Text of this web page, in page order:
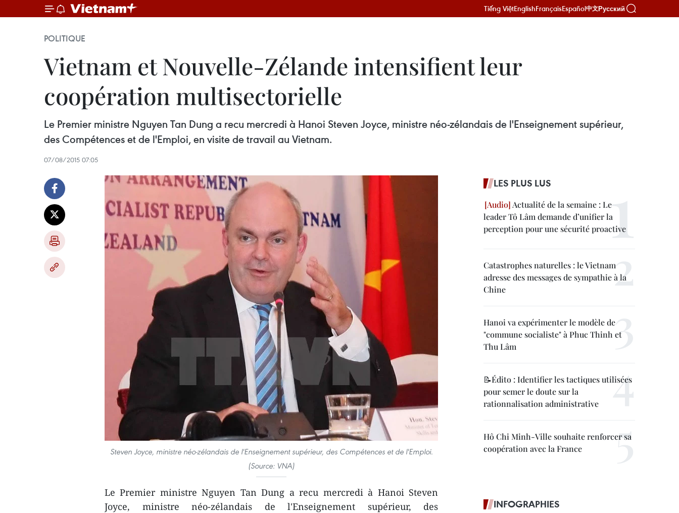
Tiếng ViệtEnglishFrançaisEspañol中文Русский
POLITIQUE
Vietnam et Nouvelle-Zélande intensifient leur
coopération multisectorielle
Le Premier ministre Nguyen Tan Dung a recu mercredi à Hanoi Steven Joyce, ministre néo-zélandais de l'Enseignement supérieur,
des Compétences et de l'Emploi, en visite de travail au Vietnam.
07/08/2015 07:05
Steven Joyce, ministre néo-zélandais de l'Enseignement supérieur, des Compétences et de l'Emploi.
(Source: VNA)
Le Premier ministre Nguyen Tan Dung a recu mercredi à Hanoi Steven
Joyce, ministre néo-zélandais de l'Enseignement supérieur, des
LES PLUS LUS
Actualité de la semaine : Le
leader Tô Lâm demande d’unifier la
perception pour une sécurité proactive
Catastrophes naturelles : le Vietnam
adresse des messages de sympathie à la
Chine
Hanoi va expérimenter le modèle de
"commune socialiste" à Phuc Thinh et
Thu Lâm
📝Édito : Identifier les tactiques utilisées
pour semer le doute sur la
rationnalisation administrative
Hô Chi Minh-Ville souhaite renforcer sa
coopération avec la France
INFOGRAPHIES